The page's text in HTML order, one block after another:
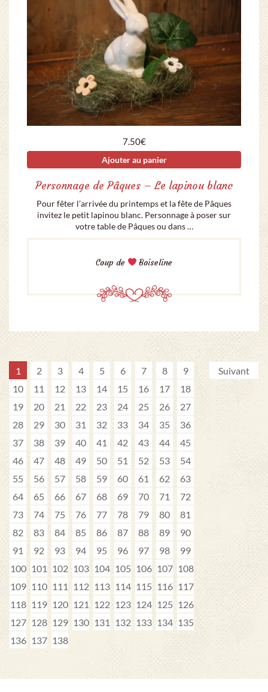
7.50€
Ajouter au panier
Personnage de Pâques – Le lapinou blanc
Pour fêter l’arrivée du printemps et la fête de Pâques
invitez le petit lapinou blanc. Personnage à poser sur
votre table de Pâques ou dans …
Coup de Boiseline
1 2 3 4 5 6 7 8
9
10
11 12 13 14 15 16 17
18
19
20 21 22 23 24 25 26
27
28
29 30 31 32 33 34 35
36
37
38 39 40 41 42 43 44
45
46
47 48 49 50 51 52 53
54
55
56 57 58 59 60 61 62
63
64
65 66 67 68 69 70 71
72
73
74 75 76 77 78 79 80
81
82
83 84 85 86 87 88 89
90
91
92 93 94 95 96 97 98
99
100 101 102 103 104 105 106 107 108
109 110 111 112 113 114 115 116 117
118 119 120 121 122 123 124 125 126
127 128 129 130 131 132 133 134 135
136 137 138
Suivant